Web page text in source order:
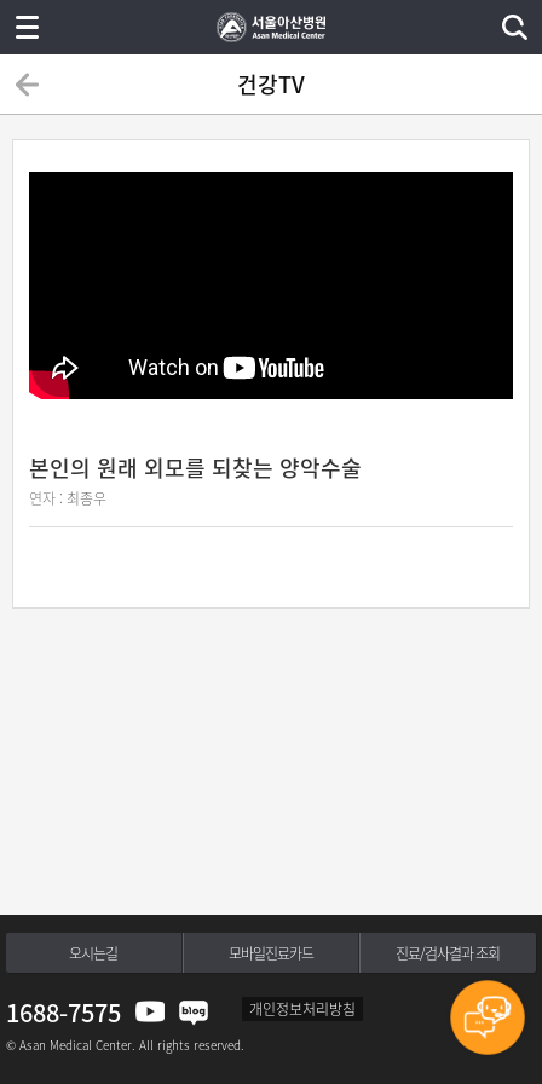
건강TV
본인의 원래 외모를 되찾는 양악수술
연자 : 최종우
오시는길 모바일진료카드 진료/검사결과 조회
1688-7575 개인정보처리방침
© Asan Medical Center. All rights reserved.